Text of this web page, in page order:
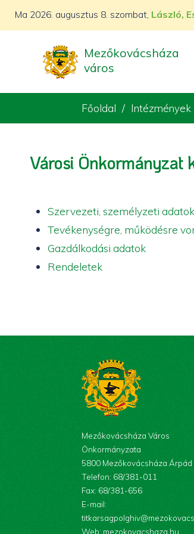
Ma 2026. augusztus 8. szombat, László,
Mezőkovácsháza
város
Főoldal Intézmények
Városi Önkormányzat
Szervezeti, személyzeti adatok
Tevékenységre, működésre
Gazdálkodási adatok
Rendeletek
Mezőkovácsháza Város
Önkormányzata
5800 Mezőkovácsháza Árpád
Telefon: 68/381-011
Fax: 68/381-656
E-mail:
Web: mezokovacshaza.hu